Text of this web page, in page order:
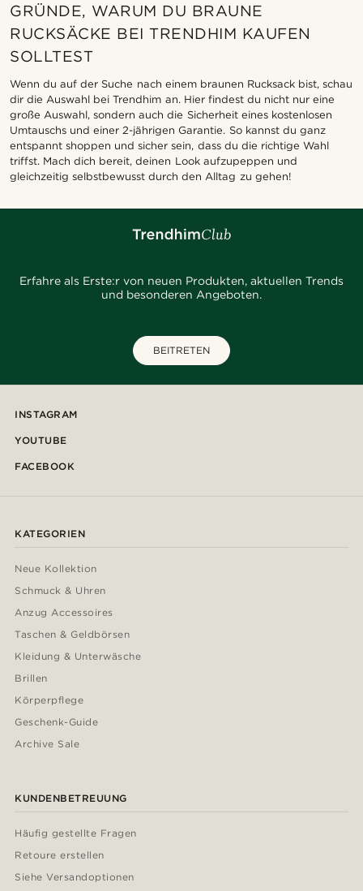
GRÜNDE, WARUM DU BRAUNE
RUCKSÄCKE BEI TRENDHIM KAUFEN
SOLLTEST
Wenn du auf der Suche nach einem braunen Rucksack bist, schau
dir die Auswahl bei Trendhim an. Hier findest du nicht nur eine
große Auswahl, sondern auch die Sicherheit eines kostenlosen
Umtauschs und einer 2-jährigen Garantie. So kannst du ganz
entspannt shoppen und sicher sein, dass du die richtige Wahl
triffst. Mach dich bereit, deinen Look aufzupeppen und
gleichzeitig selbstbewusst durch den Alltag zu gehen!
Erfahre als Erste:r von neuen Produkten, aktuellen Trends
und besonderen Angeboten.
BEITRETEN
INSTAGRAM
YOUTUBE
FACEBOOK
KATEGORIEN
Neue Kollektion
Schmuck & Uhren
Anzug Accessoires
Taschen & Geldbörsen
Kleidung & Unterwäsche
Brillen
Körperpflege
Geschenk-Guide
Archive Sale
KUNDENBETREUUNG
Häufig gestellte Fragen
Retoure erstellen
Siehe Versandoptionen